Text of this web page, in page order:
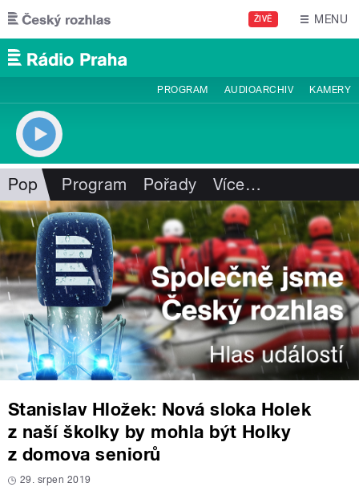
Přejít k hlavnímu obsahu
ŽIVĚ MENU
PROGRAM AUDIOARCHIV KAMERY
Pop Program Pořady Více…
Stanislav Hložek: Nová sloka Holek
z naší školky by mohla být Holky
z domova seniorů
29. srpen 2019